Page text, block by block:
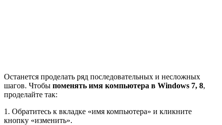
Останется проделать ряд последовательных и несложных
шагов. Чтобы поменять имя компьютера в Windows 7, 8,
проделайте так:
1. Обратитесь к вкладке «имя компьютера» и кликните
кнопку «изменить».